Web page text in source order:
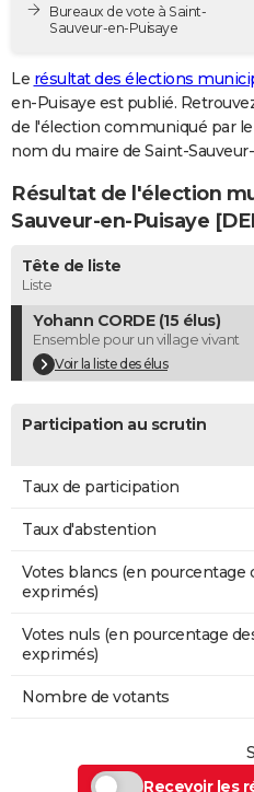
Destinations
City break
Voyage nature
Voyage de noces
Forum
PHOTO
GUIDES D'ACHAT
BONS PLANS
CARTE DE VOEUX
Carte de Noël
Carte Bonne année
Carte Saint-Valentin
Carte Pâques
Carte d'anniversaire
DICTIONNAIRE
COPAINS D'AVANT
S'inscrire
Se connecter
Lycées
Collèges
Primaires
Universités
Entreprises
Service militaire
Avis de recherche
AVIS DE DÉCÈS
FORUM
Bricolage
Lifestyle
Culture
Sport
Auto
Television
Voyage
Cinema
Bureaux de vote à Saint-
Sauveur-en-Puisaye
Le résultat des élections
en-Puisaye est publié.
de l'élection communiqué par
nom du maire de Saint-
Résultat de l'élection
Sauveur-en-Puisaye
Tête de liste
Liste
Yohann CORDE (15 élus)
Ensemble pour un village vivant
Voir la liste des élus
Participation au scrutin
Taux de participation
Taux d'abstention
Votes blancs (en pourcentage
exprimés)
Votes nuls (en pourcentage
exprimés)
Nombre de votants
Recevoir les